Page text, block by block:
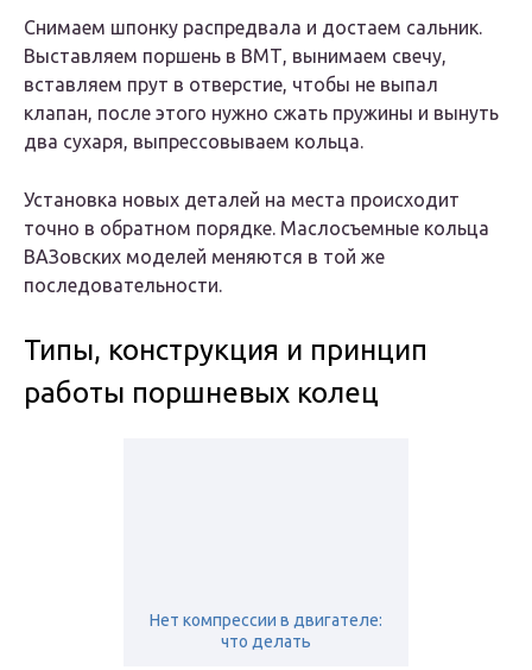
Снимаем шпонку распредвала и достаем сальник.
Выставляем поршень в ВМТ, вынимаем свечу,
вставляем прут в отверстие, чтобы не выпал
клапан, после этого нужно сжать пружины и вынуть
два сухаря, выпрессовываем кольца.
Установка новых деталей на места происходит
точно в обратном порядке. Маслосъемные кольца
ВАЗовских моделей меняются в той же
последовательности.
Типы, конструкция и принцип
работы поршневых колец
Нет компрессии в двигателе:
что делать